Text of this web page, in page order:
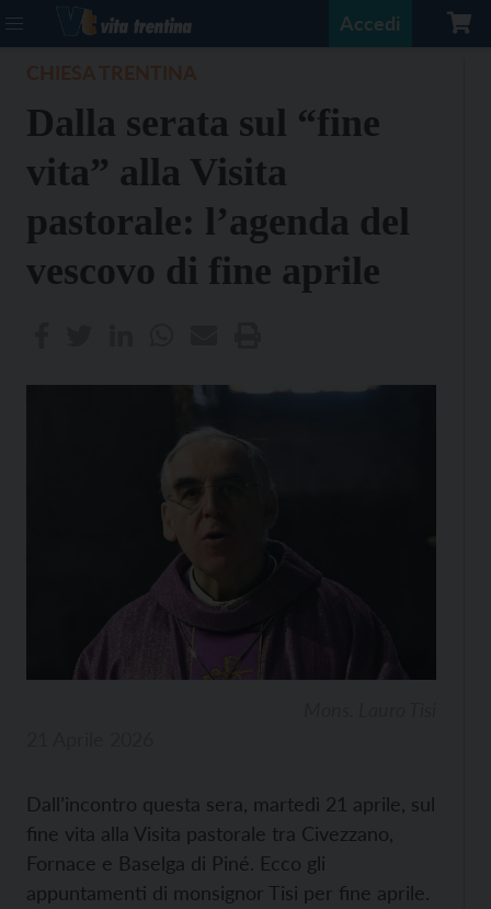
Accedi
Dalla serata sul “fine
vita” alla Visita
pastorale: l’agenda del
vescovo di fine aprile
Dall’incontro questa sera, martedì 21 aprile, sul
fine vita alla Visita pastorale tra Civezzano,
Fornace e Baselga di Piné. Ecco gli
appuntamenti di monsignor Tisi per fine aprile.